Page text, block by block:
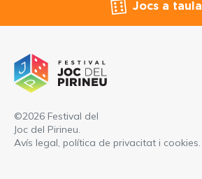
Jocs a taula
©2026 Festival del
Joc del Pirineu.
Avís legal, política de privacitat i cookies.